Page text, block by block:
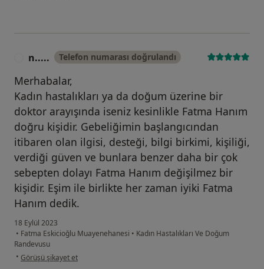
n..... Telefon numarası doğrulandı
Merhabalar,
Kadın hastalıkları ya da doğum üzerine bir
doktor arayışında iseniz kesinlikle Fatma Hanım
doğru kişidir. Gebeliğimin başlangıcından
itibaren olan ilgisi, desteği, bilgi birkimi, kişiliği,
verdiği güven ve bunlara benzer daha bir çok
sebepten dolayı Fatma Hanım değişilmez bir
kişidir. Eşim ile birlikte her zaman iyiki Fatma
Hanım dedik.
18 Eylül 2023
• Fatma Eskicioğlu Muayenehanesi • Kadın Hastalıkları Ve Doğum
Randevusu
• kullanıcının görüşüne göre n.....
Görüşü şikayet et